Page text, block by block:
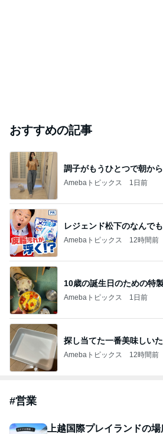
おすすめの記事
調子がもうひとつで朝か
Amebaトピックス 1日前
レジェンド松下のなんで
Amebaトピックス 12時間前
10歳の誕生日のための特
Amebaトピックス 1日前
探し当てた一番美味しい
Amebaトピックス 12時間前
#営業
上越国際プレイランドの